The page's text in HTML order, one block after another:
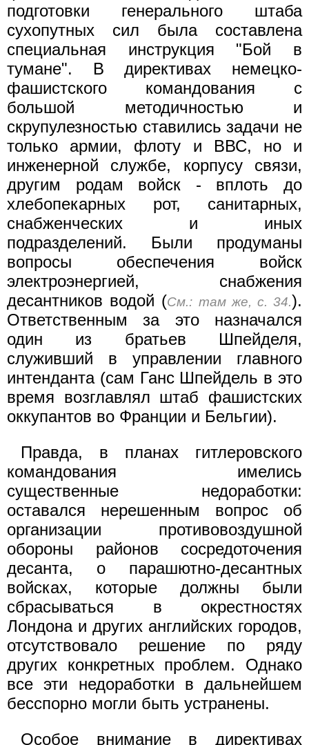
подготовки генерального штаба
сухопутных сил была составлена
специальная инструкция "Бой в
тумане". В директивах немецко-
фашистского командования с
большой методичностью и
скрупулезностью ставились задачи не
только армии, флоту и ВВС, но и
инженерной службе, корпусу связи,
другим родам войск - вплоть до
хлебопекарных рот, санитарных,
снабженческих и иных
подразделений. Были продуманы
вопросы обеспечения войск
электроэнергией, снабжения
десантников водой (См.: там же, с. 34.).
Ответственным за это назначался
один из братьев Шпейделя,
служивший в управлении главного
интенданта (сам Ганс Шпейдель в это
время возглавлял штаб фашистских
оккупантов во Франции и Бельгии).
Правда, в планах гитлеровского
командования имелись
существенные недоработки:
оставался нерешенным вопрос об
организации противовоздушной
обороны районов сосредоточения
десанта, о парашютно-десантных
войсках, которые должны были
сбрасываться в окрестностях
Лондона и других английских городов,
отсутствовало решение по ряду
других конкретных проблем. Однако
все эти недоработки в дальнейшем
бесспорно могли быть устранены.
Особое внимание в директивах